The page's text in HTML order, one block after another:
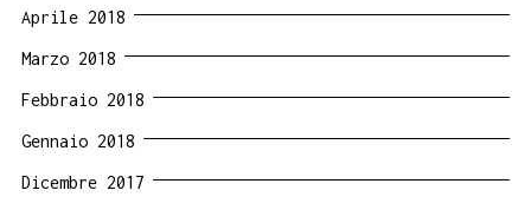
Aprile 2018
Marzo 2018
Febbraio 2018
Gennaio 2018
Dicembre 2017